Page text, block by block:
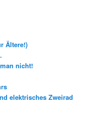
Ältere!)
nicht!
elektrisches Zweirad